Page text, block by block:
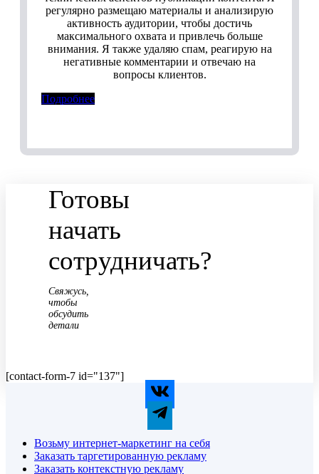
регулярно размещаю материалы и анализирую
активность аудитории, чтобы достичь
максимального охвата и привлечь больше
внимания. Я также удаляю спам, реагирую на
негативные комментарии и отвечаю на
вопросы клиентов.
Подробнее
Готовы
начать
сотрудничать?
Свяжусь,
чтобы
обсудить
детали
[contact-form-7 id="137"]
Возьму интернет-маркетинг на себя
Заказать таргетированную рекламу
Заказать контекстную рекламу